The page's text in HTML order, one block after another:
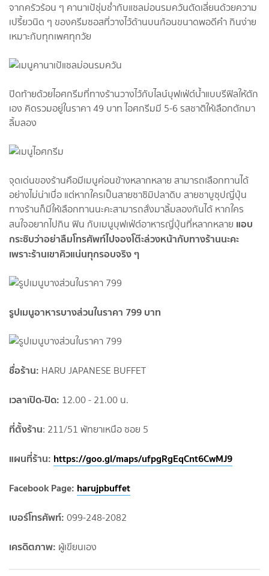
จากครัวร้อน ๆ คานาเป้ชุ่มช่ำกับแซลม่อนรมควันตัดเลี่ยนด้วยความ
เปรี้ยวนิด ๆ ของครีมซอสที่วางไว้ด้านบนก้อนขนาดพอดีคำ กินง่าย
เหมาะกับทุกเพศทุกวัย
ปิดท้ายด้วยไอศกรีมที่ทางร้านวางไว้กับไลน์บุฟเฟ่ต์น้ำแบบรีฟิลให้ตัก
เอง คิดรวมอยู่ในราคา 49 บาท ไอศกรีมมี 5-6 รสชาติให้เลือกตักมา
ลิ้มลอง
จุดเด่นของร้านคือมีเมนูค่อนข้างหลากหลาย สามารถเลือกทานได้
อย่างไม่น่าเบื่อ แต่หากใครเป็นสายซาซิมิปลาดิบ สายชาบูซุปญี่ปุ่น
ทางร้านก็มีให้เลือกทานนะคะสามารถสั่งมาลิ้มลองกันได้ หากใคร
สนใจอยากไปกิน ฟิน กับเมนูบุฟเฟ่ต์อาหารญี่ปุ่นที่หลากหลาย แอบ
กระซิบว่าอย่าลืมโทรศัพท์ไปจองโต๊ะล่วงหน้ากับทางร้านนะคะ
เพราะร้านเขาคิวแน่นทุกรอบจริง ๆ
รูปเมนูอาหารบางส่วนในราคา 799 บาท
ชื่อร้าน: HARU JAPANESE BUFFET
เวลาเปิด-ปิด: 12.00 - 21.00 น.
ที่ตั้งร้าน: 211/51 พัทยาเหนือ ซอย 5
แผนที่ร้าน: https://goo.gl/maps/ufpgRgEqCnt6CwMJ9
Facebook Page: harujpbuffet
เบอร์โทรศัพท์: 099-248-2082
เครดิตภาพ: ผู้เขียนเอง